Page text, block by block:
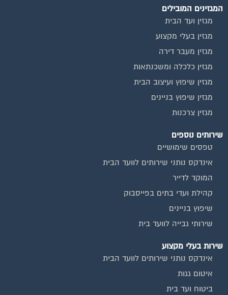
המגזינים המובילים
מגזין ועד הבית
מגזין בעלי מקצוע
מגזין מעבר דירה
מגזין כלכלה ומשכנתאות
מגזין שיפוץ ועיצוב הבית
מגזין שיפוץ בניינים
מגזין צרכנות
שירותים נוספים
טפסים שימושיים
אינדקס נותני שירותים לוועד הבית
המוקד לדייר
קהילת ועדי בתים בפייסבוק
שיפוץ בניינים
שירותי גבייה לוועד בית
שירות בעלי מקצוע
אינדקס נותני שירותים לוועד הבית
איטום גגות
ביטוח ועד בית